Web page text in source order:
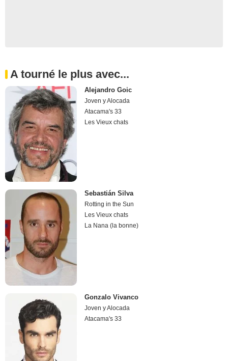
A tourné le plus avec...
Alejandro Goic
Joven y Alocada
Atacama's 33
Les Vieux chats
Sebastián Silva
Rotting in the Sun
Les Vieux chats
La Nana (la bonne)
Gonzalo Vivanco
Joven y Alocada
Atacama's 33